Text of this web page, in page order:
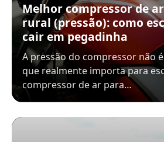
Melhor compressor de
rural (pressão): como
cair em pegadinha
A pressão do compressor não
que realmente importa para
compressor de ar para…